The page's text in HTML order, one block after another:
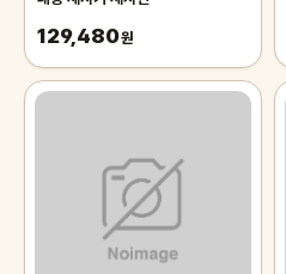
129,480원